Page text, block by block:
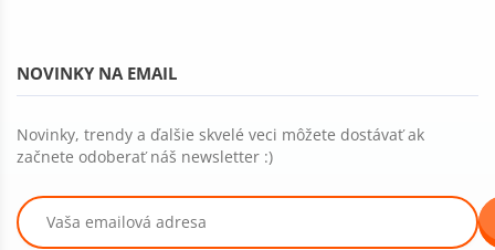
NOVINKY NA EMAIL
Novinky, trendy a ďalšie skvelé veci môžete dostávať ak
začnete odoberať náš newsletter :)